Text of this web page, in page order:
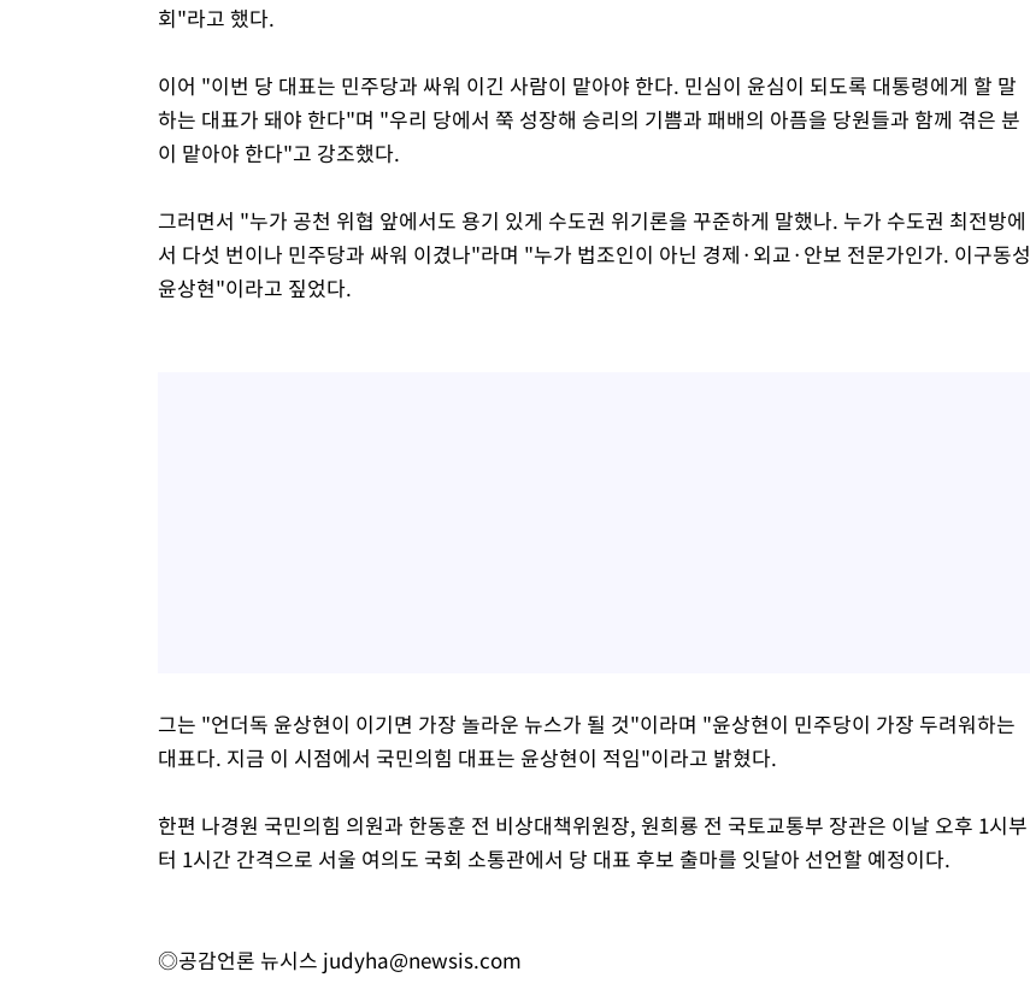
회"라고 했다.
이어 "이번 당 대표는 민주당과 싸워 이긴 사람이 맡아야 한다. 민심이 윤심이 되도록 대통령에게 할 말
하는 대표가 돼야 한다"며 "우리 당에서 쭉 성장해 승리의 기쁨과 패배의 아픔을 당원들과 함께 겪은 분
이 맡아야 한다"고 강조했다.
그러면서 "누가 공천 위협 앞에서도 용기 있게 수도권 위기론을 꾸준하게 말했나. 누가 수도권 최전방에
서 다섯 번이나 민주당과 싸워 이겼나"라며 "누가 법조인이 아닌 경제·외교·안보 전문가인가. 이구동성
윤상현"이라고 짚었다.
그는 "언더독 윤상현이 이기면 가장 놀라운 뉴스가 될 것"이라며 "윤상현이 민주당이 가장 두려워하는
대표다. 지금 이 시점에서 국민의힘 대표는 윤상현이 적임"이라고 밝혔다.
한편 나경원 국민의힘 의원과 한동훈 전 비상대책위원장, 원희룡 전 국토교통부 장관은 이날 오후 1시부
터 1시간 간격으로 서울 여의도 국회 소통관에서 당 대표 후보 출마를 잇달아 선언할 예정이다.
◎공감언론 뉴시스 judyha@newsis.com